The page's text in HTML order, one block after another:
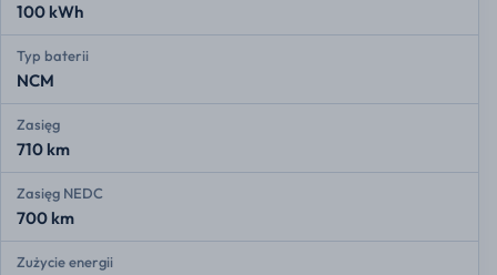
100 kWh
Typ baterii
NCM
Zasięg
710 km
Zasięg NEDC
700 km
Zużycie energii